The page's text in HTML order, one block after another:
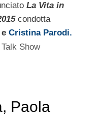
La Vita in
condotta
Cristina Parodi.
Talk Show
Paola